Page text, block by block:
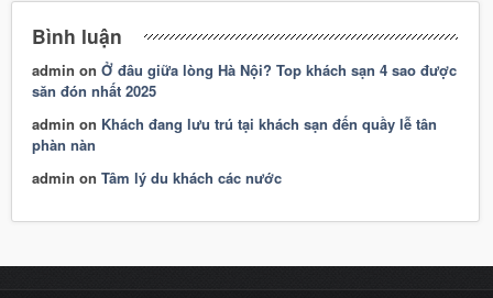
Bình luận
admin onỞ đâu giữa lòng Hà Nội? Top khách sạn 4 sao được
săn đón nhất 2025
admin on Khách đang lưu trú tại khách sạn đến quầy lễ tân
phàn nàn
admin onTâm lý du khách các nước